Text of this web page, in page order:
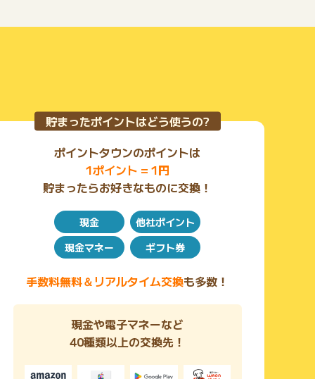
アンドロイドの「マナ」とアシスタントの「ジョッシ
ュ」。発掘しながら進んでいく、彼らのハートフルな物
「さあ、一緒に星を脱出しよう！」
貯まったポイントはどう使うの?
ポイントタウンのポイントは
1ポイント = 1円
貯まったらお好きなものに交換！
現金
他社ポイント
現金マネー
ギフト券
手数料無料＆リアルタイム交換も多数！
現金や電子マネーなど
40種類以上の交換先！